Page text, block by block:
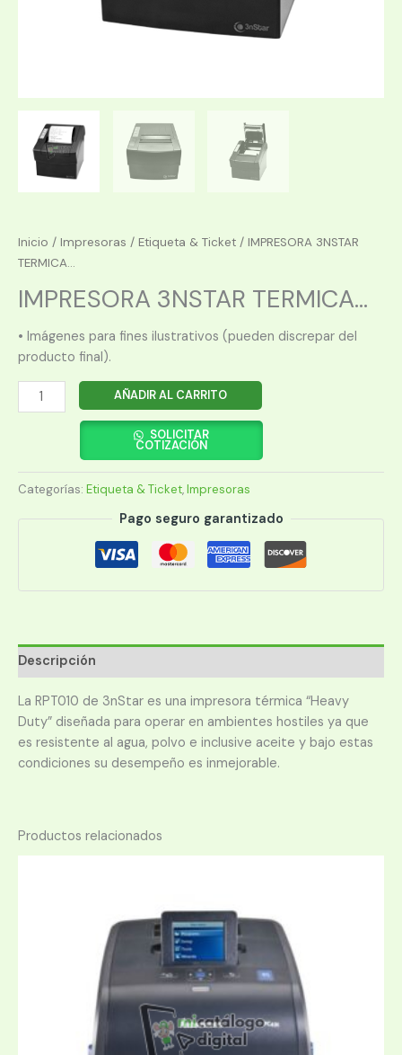
Inicio / Impresoras / Etiqueta & Ticket / IMPRESORA 3NSTAR
TERMICA...
IMPRESORA 3NSTAR TERMICA...
• Imágenes para fines ilustrativos (pueden discrepar del
producto final).
IMPRESORA
3NSTAR
3"
RPT010
cantidad
AÑADIR AL CARRITO
SOLICITAR
COTIZACIÓN
Categorías: Etiqueta & Ticket,Impresoras
Pago seguro garantizado
Descripción
La RPT010 de 3nStar es una impresora térmica “Heavy
Duty” diseñada para operar en ambientes hostiles ya que
es resistente al agua, polvo e inclusive aceite y bajo estas
condiciones su desempeño es inmejorable.
Productos relacionados